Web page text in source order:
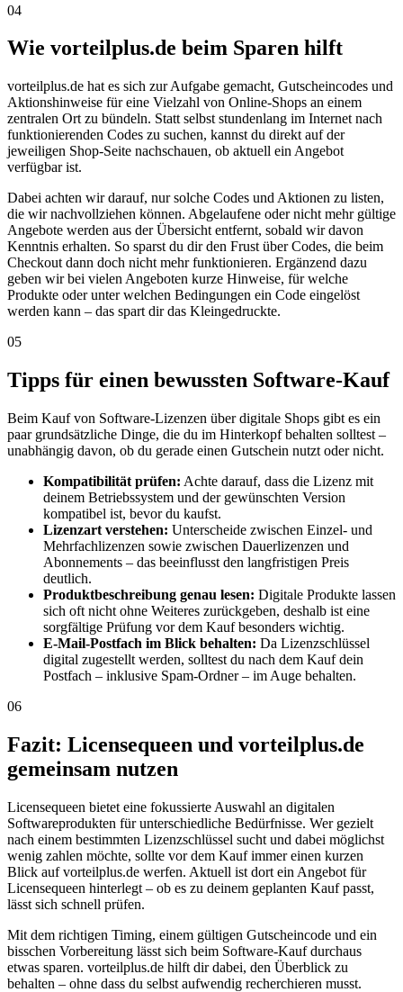
04
Wie vorteilplus.de beim Sparen hilft
vorteilplus.de hat es sich zur Aufgabe gemacht, Gutscheincodes und
Aktionshinweise für eine Vielzahl von Online-Shops an einem
zentralen Ort zu bündeln. Statt selbst stundenlang im Internet nach
funktionierenden Codes zu suchen, kannst du direkt auf der
jeweiligen Shop-Seite nachschauen, ob aktuell ein Angebot
verfügbar ist.
Dabei achten wir darauf, nur solche Codes und Aktionen zu listen,
die wir nachvollziehen können. Abgelaufene oder nicht mehr gültige
Angebote werden aus der Übersicht entfernt, sobald wir davon
Kenntnis erhalten. So sparst du dir den Frust über Codes, die beim
Checkout dann doch nicht mehr funktionieren. Ergänzend dazu
geben wir bei vielen Angeboten kurze Hinweise, für welche
Produkte oder unter welchen Bedingungen ein Code eingelöst
werden kann – das spart dir das Kleingedruckte.
05
Tipps für einen bewussten Software-Kauf
Beim Kauf von Software-Lizenzen über digitale Shops gibt es ein
paar grundsätzliche Dinge, die du im Hinterkopf behalten solltest –
unabhängig davon, ob du gerade einen Gutschein nutzt oder nicht.
Kompatibilität prüfen: Achte darauf, dass die Lizenz mit
deinem Betriebssystem und der gewünschten Version
kompatibel ist, bevor du kaufst.
Lizenzart verstehen: Unterscheide zwischen Einzel- und
Mehrfachlizenzen sowie zwischen Dauerlizenzen und
Abonnements – das beeinflusst den langfristigen Preis
deutlich.
Produktbeschreibung genau lesen: Digitale Produkte lassen
sich oft nicht ohne Weiteres zurückgeben, deshalb ist eine
sorgfältige Prüfung vor dem Kauf besonders wichtig.
E-Mail-Postfach im Blick behalten: Da Lizenzschlüssel
digital zugestellt werden, solltest du nach dem Kauf dein
Postfach – inklusive Spam-Ordner – im Auge behalten.
06
Fazit: Licensequeen und vorteilplus.de
gemeinsam nutzen
Licensequeen bietet eine fokussierte Auswahl an digitalen
Softwareprodukten für unterschiedliche Bedürfnisse. Wer gezielt
nach einem bestimmten Lizenzschlüssel sucht und dabei möglichst
wenig zahlen möchte, sollte vor dem Kauf immer einen kurzen
Blick auf vorteilplus.de werfen. Aktuell ist dort ein Angebot für
Licensequeen hinterlegt – ob es zu deinem geplanten Kauf passt,
lässt sich schnell prüfen.
Mit dem richtigen Timing, einem gültigen Gutscheincode und ein
bisschen Vorbereitung lässt sich beim Software-Kauf durchaus
etwas sparen. vorteilplus.de hilft dir dabei, den Überblick zu
behalten – ohne dass du selbst aufwendig recherchieren musst.